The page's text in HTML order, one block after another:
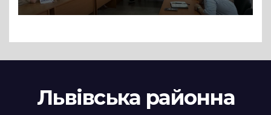
Львівська районна